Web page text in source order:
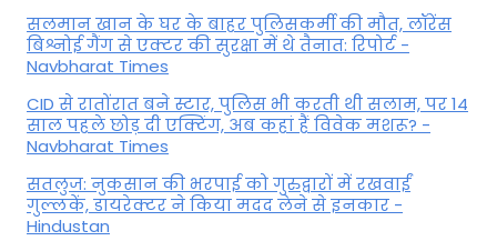
सलमान खान के घर के बाहर पुलिसकर्मी की मौत, लॉरेंस
बिश्नोई गैंग से एक्टर की सुरक्षा में थे तैनात: रिपोर्ट -
Navbharat Times
CID से रातोंरात बने स्टार, पुलिस भी करती थी सलाम, पर 14
साल पहले छोड़ दी एक्टिंग, अब कहां हैं विवेक मशरू? -
Navbharat Times
सतलुज: नुकसान की भरपाई को गुरुद्वारों में रखवाईं
गुल्लकें, डायरेक्टर ने किया मदद लेने से इनकार -
Hindustan